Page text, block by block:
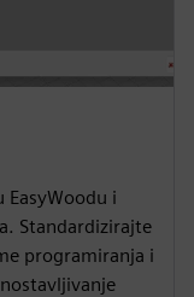
i
Standardizirajte
programiranja i